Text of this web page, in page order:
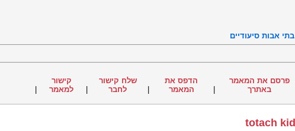
בתי אבות סיעודיים
פרסם את המאמר
באתרך
|
הדפס את
המאמר
|
שלח קישור
לחבר
|
קישור
למאמר
|